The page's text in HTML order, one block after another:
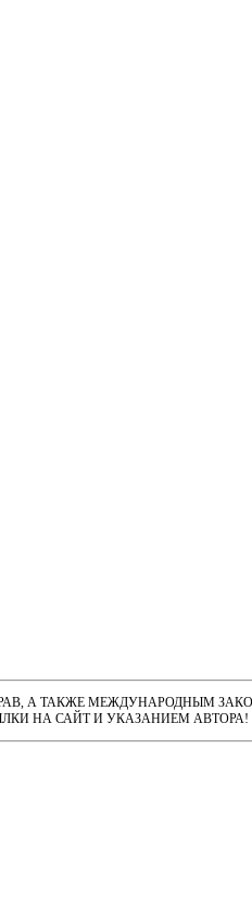
А ТАКЖЕ МЕЖДУНАРОДНЫМ
НА САЙТ И УКАЗАНИЕМ АВТОРА!